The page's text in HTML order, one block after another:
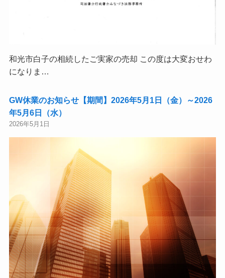
和光市白子の相続したご実家の売却 この度は大変おせわ
になりま…
GW休業のお知らせ【期間】2026年5月1日（金）～2026
年5月6日（水）
2026年5月1日